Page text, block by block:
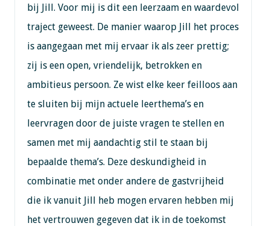
bij Jill. Voor mij is dit een leerzaam en waardevol
traject geweest. De manier waarop Jill het proces
is aangegaan met mij ervaar ik als zeer prettig;
zij is een open, vriendelijk, betrokken en
ambitieus persoon. Ze wist elke keer feilloos aan
te sluiten bij mijn actuele leerthema’s en
leervragen door de juiste vragen te stellen en
samen met mij aandachtig stil te staan bij
bepaalde thema’s. Deze deskundigheid in
combinatie met onder andere de gastvrijheid
die ik vanuit Jill heb mogen ervaren hebben mij
het vertrouwen gegeven dat ik in de toekomst